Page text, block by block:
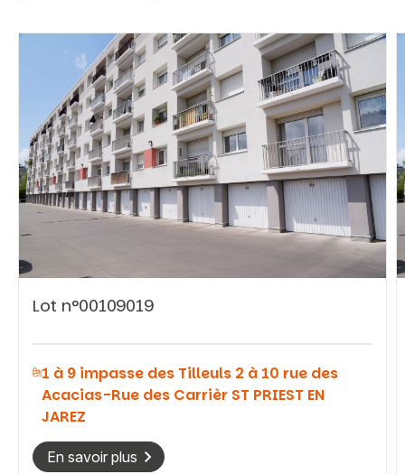
Rechercher
Lot n°00109019
1 à 9 impasse des Tilleuls 2 à 10 rue des
Acacias-Rue des Carrièr ST PRIEST EN
JAREZ
En savoir plus